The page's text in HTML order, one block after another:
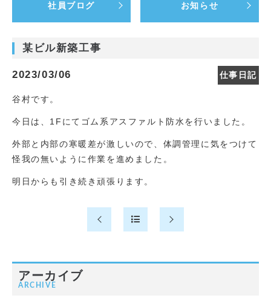
社員ブログ お知らせ
某ビル新築工事
2023/03/06 仕事日記
谷村です。
今日は、1Fにてゴム系アスファルト防水を行いました。
外部と内部の寒暖差が激しいので、体調管理に気をつけて
怪我の無いように作業を進めました。
明日からも引き続き頑張ります。
アーカイブ
ARCHIVE